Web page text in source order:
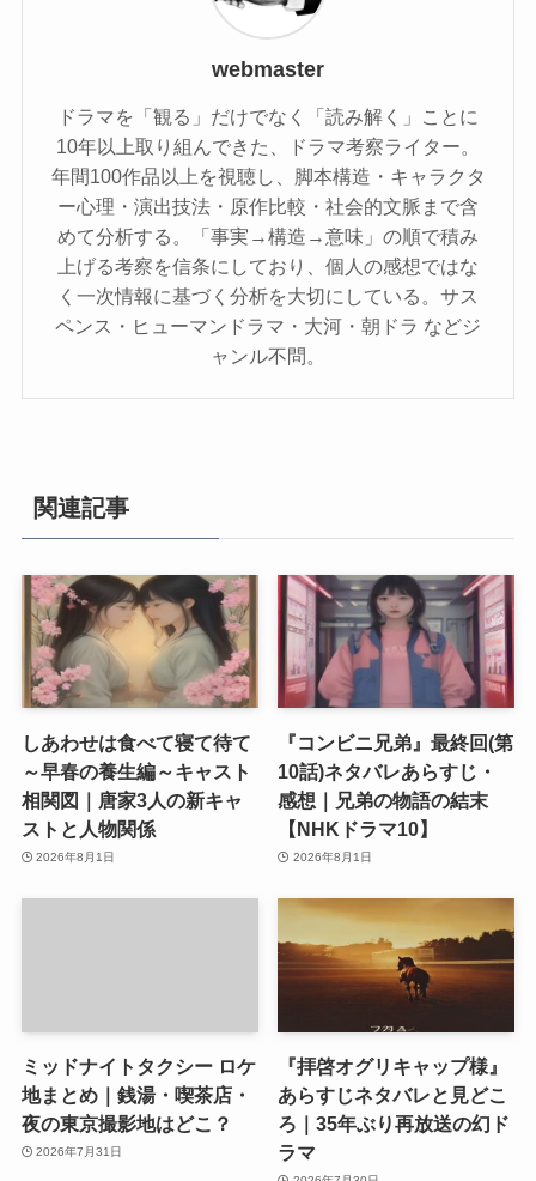
webmaster
ドラマを「観る」だけでなく「読み解く」ことに
10年以上取り組んできた、ドラマ考察ライター。
年間100作品以上を視聴し、脚本構造・キャラクタ
ー心理・演出技法・原作比較・社会的文脈まで含
めて分析する。「事実→構造→意味」の順で積み
上げる考察を信条にしており、個人の感想ではな
く一次情報に基づく分析を大切にしている。サス
ペンス・ヒューマンドラマ・大河・朝ドラ などジ
ャンル不問。
関連記事
しあわせは食べて寝て待て
～早春の養生編～キャスト
相関図｜唐家3人の新キャ
ストと人物関係
2026年8月1日
『コンビニ兄弟』最終回(第
10話)ネタバレあらすじ・
感想｜兄弟の物語の結末
【NHKドラマ10】
2026年8月1日
ミッドナイトタクシー ロケ
地まとめ｜銭湯・喫茶店・
夜の東京撮影地はどこ？
2026年7月31日
『拝啓オグリキャップ様』
あらすじネタバレと見どこ
ろ｜35年ぶり再放送の幻ド
ラマ